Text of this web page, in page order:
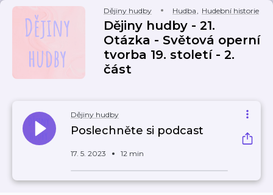
Dějiny hudby Hudba, Hudební historie
Dějiny hudby - 21.
Otázka - Světová operní
tvorba 19. století - 2.
část
Dějiny hudby
Poslechněte si podcast
17. 5. 2023 12 min